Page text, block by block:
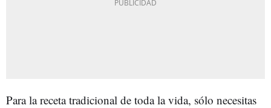
Para la receta tradicional de toda la vida, sólo necesitas